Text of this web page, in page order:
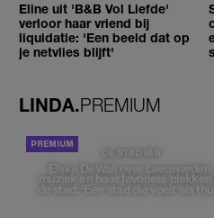
Eline uit 'B&B Vol Liefde'
verloor haar vriend bij
liquidatie: 'Een beeld dat op
je netvlies blijft'
LINDA.PREMIUM
DE STAD VAN
Elske DeWall over Leeuwarden,
muziek en haar favoriete plekken
de stad: 'Een stad die voelt als